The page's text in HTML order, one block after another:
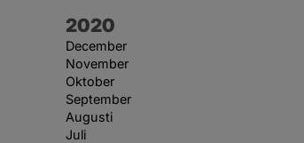
År:
2020
December
November
Oktober
September
Augusti
Juli